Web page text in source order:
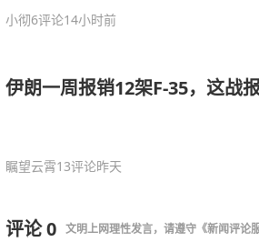
小彻6评论14小时前
伊朗一周报销12架F-35，这战
瞩望云霄13评论昨天
评论0 文明上网理性发言，请遵守 《新闻评论